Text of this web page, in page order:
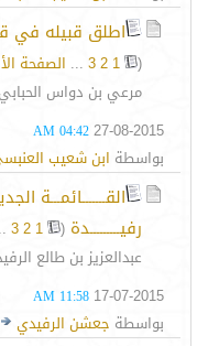
اطلق قبيله في
(
1
2
3
... الصفحة
مرعي بن دواس الحبابي
27-08-2015
04:42 AM
بواسطة ابن شعيب
القـــــــائمـــة
رفيـــــــــدة (
1
2
3
عبدالعزيز بن طالع
17-07-2015
11:58 AM
بواسطة جعشن الرفيدي